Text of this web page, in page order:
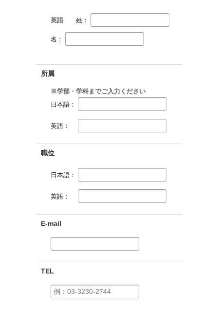
英語 姓：
名：
所属
※学部・学科までご入力ください
日本語：
英語：
職位
日本語：
英語：
E-mail
TEL